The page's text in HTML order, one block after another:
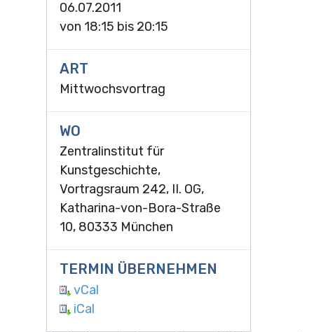
06.07.2011
von 18:15 bis 20:15
ART
Mittwochsvortrag
WO
Zentralinstitut für
Kunstgeschichte,
Vortragsraum 242, II. OG,
Katharina-von-Bora-Straße
10, 80333 München
TERMIN ÜBERNEHMEN
vCal
iCal